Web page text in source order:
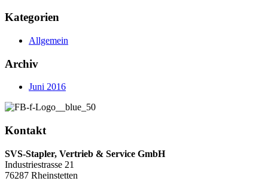
Kategorien
Allgemein
Archiv
Juni 2016
Kontakt
SVS-Stapler, Vertrieb & Service GmbH
Industriestrasse 21
76287 Rheinstetten